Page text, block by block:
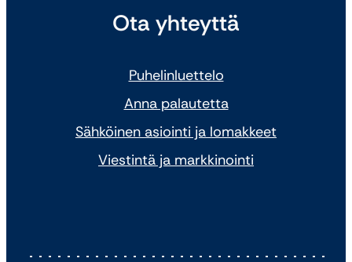
Ota yhteyttä
Puhelinluettelo
Anna palautetta
Sähköinen asiointi ja lomakkeet
Viestintä ja markkinointi